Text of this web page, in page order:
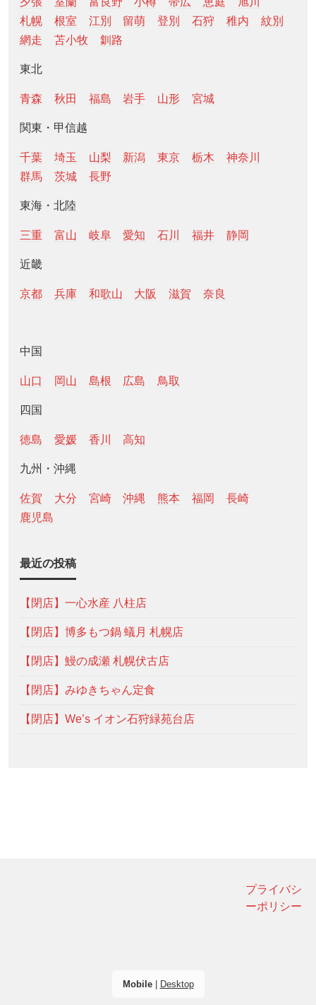
札幌
根室 江別 留萌 登別 石狩 稚内
紋別
網走
苫小牧 釧路
東北
青森 秋田 福島 岩手 山形 宮城
関東・甲信越
千葉 埼玉 山梨 新潟 東京 栃木
神奈川
群馬
茨城 長野
東海・北陸
三重 富山 岐阜 愛知 石川 福井 静岡
近畿
京都 兵庫 和歌山 大阪 滋賀 奈良
中国
山口 岡山 島根 広島 鳥取
四国
徳島 愛媛 香川 高知
九州・沖縄
佐賀 大分 宮崎 沖縄 熊本 福岡
長崎
鹿児島
最近の投稿
【閉店】一心水産 八柱店
【閉店】博多もつ鍋 蟻月 札幌店
【閉店】鰻の成瀬 札幌伏古店
【閉店】みゆきちゃん定食
【閉店】We’s イオン石狩緑苑台店
プライバシ
ーポリシー
Mobile| Desktop